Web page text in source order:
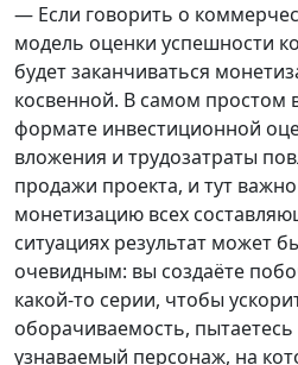
— Если говорить о
модель оценки успешности
будет заканчиваться
косвенной. В самом простом
формате инвестиционной
вложения и трудозатраты
продажи проекта, и тут
монетизацию всех
ситуациях результат может
очевидным: вы создаёте
какой-то серии, чтобы
оборачиваемость, пытаетесь
узнаваемый персонаж, на